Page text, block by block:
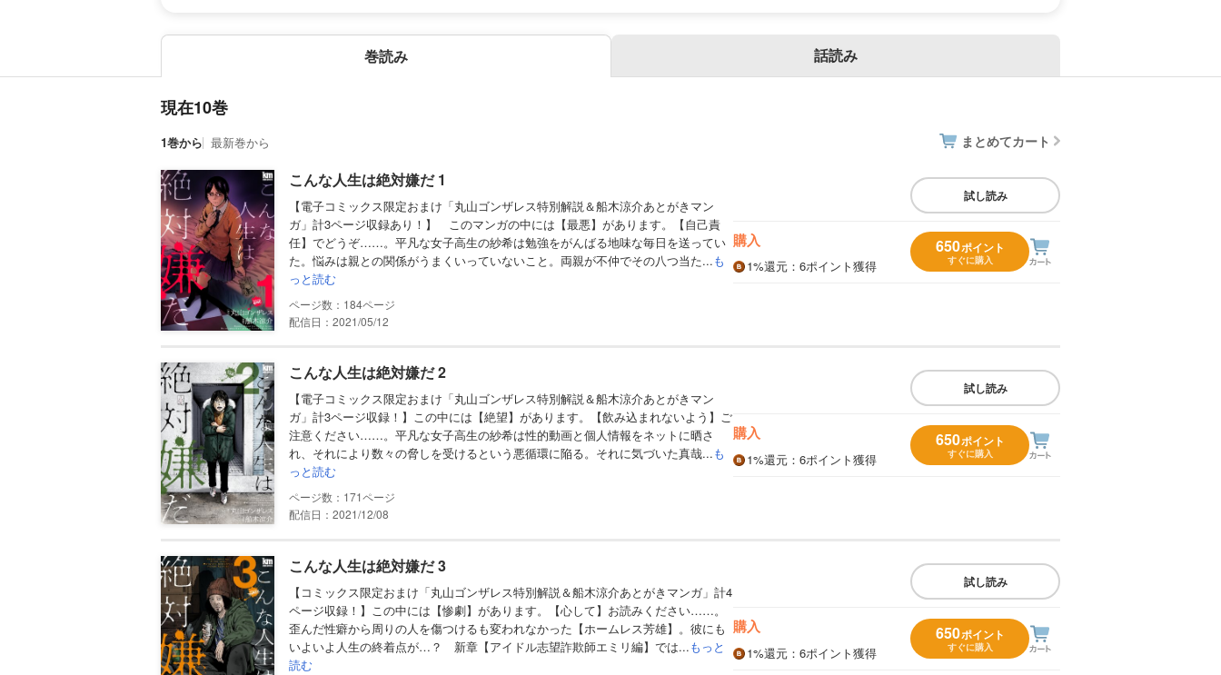
巻読み 話読み
現在10巻
1巻から 最新巻から まとめてカート
こんな人生は絶対嫌だ 1
【電子コミックス限定おまけ「丸山ゴンザレス特別解説＆船木涼介あとがきマン
ガ」計3ページ収録あり！】 このマンガの中には【最悪】があります。【自己責
任】でどうぞ……。平凡な女子高生の紗希は勉強をがんばる地味な毎日を送ってい
た。悩みは親との関係がうまくいっていないこと。両親が不仲でその八つ当た...も
っと読む
184
配信日：2021/05/12
試し読み
購入
1%還元 ：6ポイント獲得
650ポイント
すぐに購入
こんな人生は絶対嫌だ 2
【電子コミックス限定おまけ「丸山ゴンザレス特別解説＆船木涼介あとがきマン
ガ」計3ページ収録！】この中には【絶望】があります。【飲み込まれないよう】ご
注意ください……。平凡な女子高生の紗希は性的動画と個人情報をネットに晒さ
れ、それにより数々の脅しを受けるという悪循環に陥る。それに気づいた真哉...も
っと読む
171
配信日：2021/12/08
試し読み
購入
1%還元 ：6ポイント獲得
650ポイント
すぐに購入
こんな人生は絶対嫌だ 3
【コミックス限定おまけ「丸山ゴンザレス特別解説＆船木涼介あとがきマンガ」計4
ページ収録！】この中には【惨劇】があります。【心して】お読みください……。
歪んだ性癖から周りの人を傷つけるも変われなかった【ホームレス芳雄】。彼にも
いよいよ人生の終着点が…？ 新章【アイドル志望詐欺師エミリ編】では...もっと
読む
試し読み
購入
1%還元 ：6ポイント獲得
650ポイント
すぐに購入